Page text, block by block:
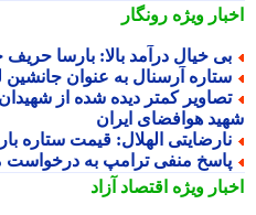
ویژهرونگار
خیال درآمد بالا: بارسا حریف
آرسنال به عنوان جانشین
کمتر دیده شده از شهیدان
هوافضای ایران
الهلال: قیمت ستاره
منفی ترامپ به درخواست
ویژهاقتصاد آزاد